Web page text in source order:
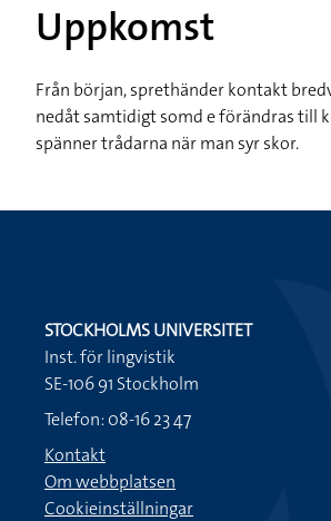
Uppkomst
Från början, sprethänder kontakt
nedåt samtidigt somd e förändras till
spänner trådarna när man syr skor.
STOCKHOLMS UNIVERSITET
Inst. för lingvistik
SE-106 91 Stockholm
Telefon: 08-16 23 47
Kontakt
Om webbplatsen
Cookieinställningar